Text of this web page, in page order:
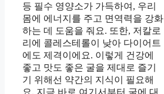
등 필수 영양소가 가득하여, 우리
몸에 에너지를 주고 면역력을 강화
하는 데 도움을 줘요. 또한, 저칼로
리에 콜레스테롤이 낮아 다이어트
에도 제격이에요. 이렇게 건강에
좋고 맛도 좋은 굴을 제대로 즐기
기 위해선 약간의 지식이 필요해
요. 지금 바로 여기서부터 굴에 대